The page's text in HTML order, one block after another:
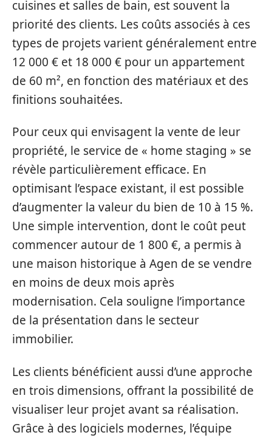
cuisines et salles de bain, est souvent la
priorité des clients. Les coûts associés à ces
types de projets varient généralement entre
12 000 € et 18 000 € pour un appartement
de 60 m², en fonction des matériaux et des
finitions souhaitées.
Pour ceux qui envisagent la vente de leur
propriété, le service de « home staging » se
révèle particulièrement efficace. En
optimisant l’espace existant, il est possible
d’augmenter la valeur du bien de 10 à 15 %.
Une simple intervention, dont le coût peut
commencer autour de 1 800 €, a permis à
une maison historique à Agen de se vendre
en moins de deux mois après
modernisation. Cela souligne l’importance
de la présentation dans le secteur
immobilier.
Les clients bénéficient aussi d’une approche
en trois dimensions, offrant la possibilité de
visualiser leur projet avant sa réalisation.
Grâce à des logiciels modernes, l’équipe